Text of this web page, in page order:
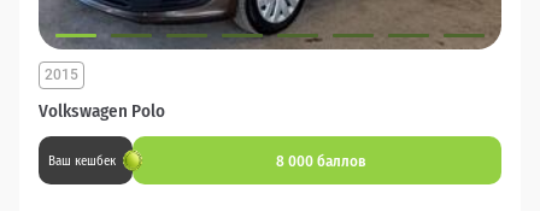
Volkswagen Polo
2015
Ваш кешбек 8 000 баллов